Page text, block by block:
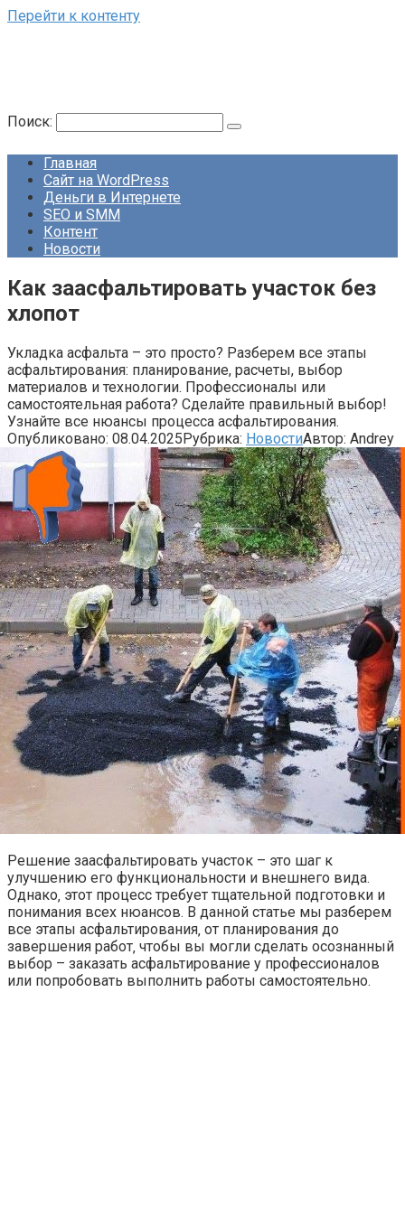
Перейти к контенту
Поиск:
Главная
Сайт на WordPress
Деньги в Интернете
SEO и SMM
Контент
Новости
Как заасфальтировать участок без
хлопот
Укладка асфальта – это просто? Разберем все этапы
асфальтирования: планирование, расчеты, выбор
материалов и технологии. Профессионалы или
самостоятельная работа? Сделайте правильный выбор!
Узнайте все нюансы процесса асфальтирования.
Опубликовано: 08.04.2025Рубрика: НовостиАвтор: Andrey
Решение заасфальтировать участок – это шаг к
улучшению его функциональности и внешнего вида.
Однако‚ этот процесс требует тщательной подготовки и
понимания всех нюансов. В данной статье мы разберем
все этапы асфальтирования‚ от планирования до
завершения работ‚ чтобы вы могли сделать осознанный
выбор – заказать асфальтирование у профессионалов
или попробовать выполнить работы самостоятельно.